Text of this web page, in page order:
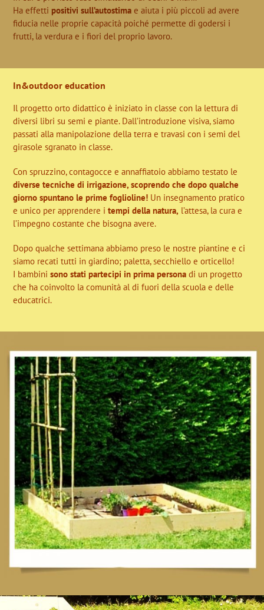
Ha effetti positivi sull’autostimae aiuta i più piccoli ad avere
fiducia nelle proprie capacità poiché permette di godersi i
frutti, la verdura e i fiori del proprio lavoro.
In&outdoor education
Il progetto orto didattico è iniziato in classe con la lettura di
diversi libri su semi e piante. Dall’introduzione visiva, siamo
passati alla manipolazione della terra e travasi con i semi del
girasole sgranato in classe.
Con spruzzino, contagocce e annaffiatoio abbiamo testato le
diverse tecniche di irrigazione, scoprendo che dopo qualche
giorno spuntano le prime foglioline! Un insegnamento pratico
e unico per apprendere i tempi della natura, l’attesa, la cura e
l’impegno costante che bisogna avere.
Dopo qualche settimana abbiamo preso le nostre piantine e ci
siamo recati tutti in giardino; paletta, secchiello e orticello!
I bambinisono stati partecipi in prima persona di un progetto
che ha coinvolto la comunità al di fuori della scuola e delle
educatrici.